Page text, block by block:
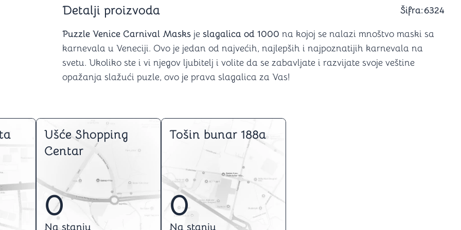
Šah
Domine
Backgammon (Tavla)
Kutijice
Kocke
Ostale mozgalice
Stripovi
Detalji proizvoda Šifra:6324
Puzzle Venice Carnival Masks je slagalica od 1000 na kojoj se nalazi mnoštvo maski sa
karnevala u Veneciji. Ovo je jedan od najvećih, najlepših i najpoznatijih karnevala na
svetu. Ukoliko ste i vi njegov ljubitelj i volite da se zabavljate i razvijate svoje veštine
opažanja slažući puzle, ovo je prava slagalica za Vas!
Ušće Shopping
Centar
0
Na stanju
Tošin bunar 188a
0
Na stanju